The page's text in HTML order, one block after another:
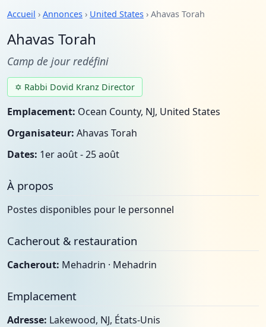
Accueil › Annonces › United States › Ahavas Torah
Ahavas Torah
Camp de jour redéfini
✡ Rabbi Dovid Kranz Director
Emplacement: Ocean County, NJ, United States
Organisateur: Ahavas Torah
Dates: 1er août - 25 août
À propos
Postes disponibles pour le personnel
Cacherout & restauration
Cacherout: Mehadrin · Mehadrin
Emplacement
Adresse: Lakewood, NJ, États-Unis